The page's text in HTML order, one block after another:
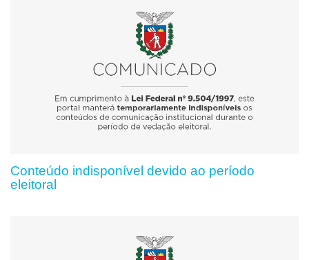
Conteúdo indisponível devido ao período
eleitoral